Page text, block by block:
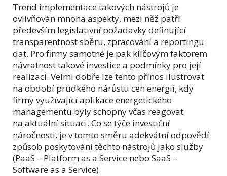
Trend implementace takových nástrojů je
ovlivňován mnoha aspekty, mezi něž patří
především legislativní požadavky definující
transparentnost sběru, zpracování a reportingu
dat. Pro firmy samotné je pak klíčovým faktorem
návratnost takové investice a podmínky pro její
realizaci. Velmi dobře lze tento přínos ilustrovat
na období prudkého nárůstu cen energií, kdy
firmy využívající aplikace energetického
managementu byly schopny včas reagovat
na aktuální situaci. Co se týče investiční
náročnosti, je v tomto směru adekvátní odpovědí
způsob poskytování těchto nástrojů jako služby
(PaaS – Platform as a Service nebo SaaS –
Software as a Service).